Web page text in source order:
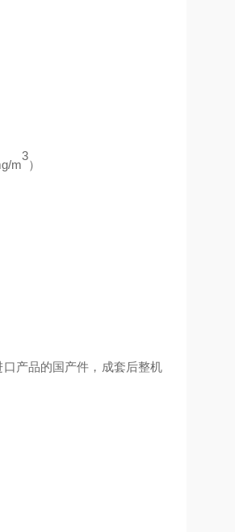
m
3
）
产品的国产件，成套后整机